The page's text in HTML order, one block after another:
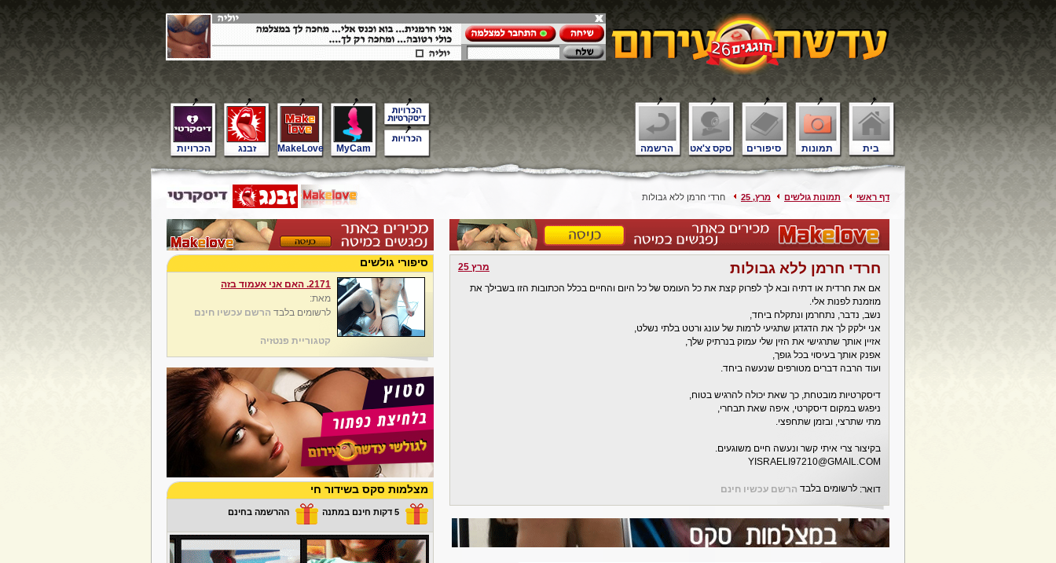
בית תמונות סיפורים סקס צ'אט הרשמה הכרויות זבנג MakeLove MyCam
דף ראשי תמונות גולשים מרץ, 25 חרדי חרמן ללא גבולות
חרדי חרמן ללא גבולות
מרץ 25
אם את חרדית או דתיה ובא לך לפרוק קצת את כל העומס של כל היום והחיים בכלל הכתובות הזו בשבילך את
מוזמנת לפנות אלי.
נשב, נדבר, נתחרמן ונתקלח ביחד,
אני ילקק לך את הדגדגן שתגיעי לרמות של עונג ורטט בלתי נשלט,
אזיין אותך שתרגישי את הזין שלי עמוק בנרתיק שלך,
אפנק אותך בעיסוי בכל גופך,
ועוד הרבה דברים מטורפים שנעשה ביחד.
דיסקרטיות מובטחת, כך שאת יכולה להרגיש בטוח,
ניפגש במקום דיסקרטי, איפה שאת תבחרי,
מתי שתרצי, ובזמן שתחפצי.
בקיצור צרי איתי קשר ונעשה חיים משוגעים.
YISRAELI97210@GMAIL.COM
דואר: לרשומים בלבד הרשם עכשיו חינם
סיפורי גולשים
2171. האם אני אעמוד בזה
מאת:
לרשומים בלבד הרשם עכשיו חינם
קטגוריית פנטזיה
מצלמות סקס בשידור חי
5 דקות חינם במתנה ההרשמה בחינם